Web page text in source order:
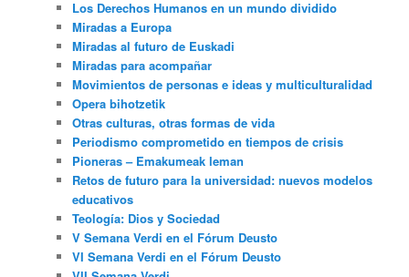
Los Derechos Humanos en un mundo dividido
Miradas a Europa
Miradas al futuro de Euskadi
Miradas para acompañar
Movimientos de personas e ideas y multiculturalidad
Opera bihotzetik
Otras culturas, otras formas de vida
Periodismo comprometido en tiempos de crisis
Pioneras – Emakumeak leman
Retos de futuro para la universidad: nuevos modelos
educativos
Teología: Dios y Sociedad
V Semana Verdi en el Fórum Deusto
VI Semana Verdi en el Fórum Deusto